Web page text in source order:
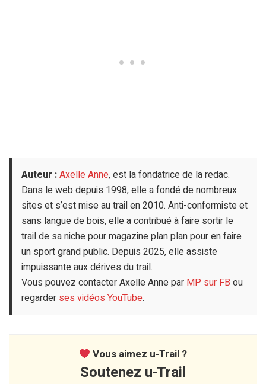
Auteur :Axelle Anne, est la fondatrice de la redac.
Dans le web depuis 1998, elle a fondé de nombreux
sites et s’est mise au trail en 2010. Anti-conformiste et
sans langue de bois, elle a contribué à faire sortir le
trail de sa niche pour magazine plan plan pour en faire
un sport grand public. Depuis 2025, elle assiste
impuissante aux dérives du trail.
Vous pouvez contacter Axelle Anne par MP sur FB ou
regarder ses vidéos YouTube.
Vous aimez u-Trail ?
Soutenez u-Trail